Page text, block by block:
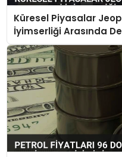
Küresel Piyasalar
İyimserliği Arasında